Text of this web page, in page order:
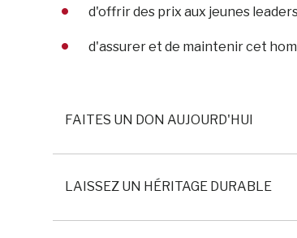
d'offrir des prix aux jeunes
d'assurer et de maintenir cet
FAITES UN DON AUJOURD'HUI
LAISSEZ UN HÉRITAGE DURABLE